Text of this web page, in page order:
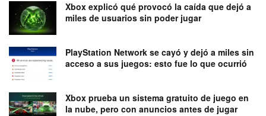
Xbox explicó qué provocó la caída que dejó a
miles de usuarios sin poder jugar
PlayStation Network se cayó y dejó a miles sin
acceso a sus juegos: esto fue lo que ocurrió
Xbox prueba un sistema gratuito de juego en
la nube, pero con anuncios antes de jugar